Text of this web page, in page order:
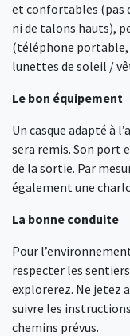
et confortables (pas
ni de talons hauts),
(téléphone
lunettes de soleil /
Le bon équipement
Un casque adapté à
sera remis. Son port
de la sortie. Par
également une
La bonne conduite
Pour
respecter les
explorerez. Ne jetez
suivre les
chemins prévus.